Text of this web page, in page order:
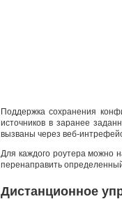
Поддержка сохранения
источников в заранее
вызваны черезвеб-
Для каждого роутера можно
перенаправить
Дистанционное